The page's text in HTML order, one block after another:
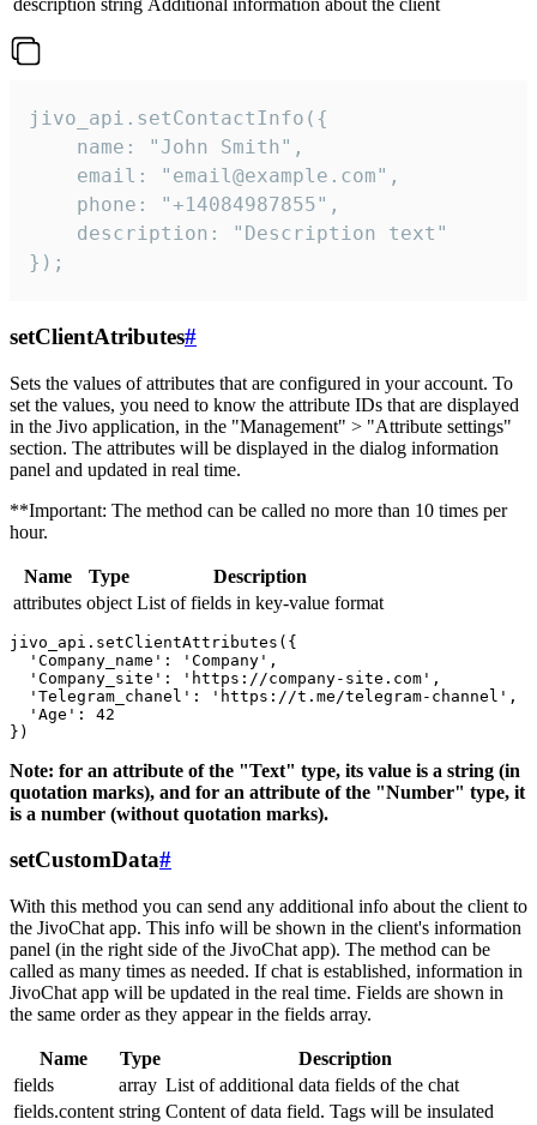
description string Additional information about the client
jivo_api.setContactInfo({
    name: "John Smith",
    email: "email@example.com",
    phone: "+14084987855",
    description: "Description text"
});
setClientAtributes#
Sets the values ​​of attributes that are configured in your account. To
set the values, you need to know the attribute IDs that are displayed
in the Jivo application, in the "Management" > "Attribute settings"
section. The attributes will be displayed in the dialog information
panel and updated in real time.
**Important: The method can be called no more than 10 times per
hour.
Name Type
Description
attributes object List of fields in key-value format
jivo_api.setClientAttributes({
  'Company_name': 'Company',
  'Company_site': 'https://company-site.com',
  'Telegram_chanel': 'https://t.me/telegram-channel',
  'Age': 42
Note: for an attribute of the "Text" type, its value is a string (in
quotation marks), and for an attribute of the "Number" type, it
is a number (without quotation marks).
setCustomData#
With this method you can send any additional info about the client to
the JivoChat app. This info will be shown in the client's information
panel (in the right side of the JivoChat app). The method can be
called as many times as needed. If chat is established, information in
JivoChat app will be updated in the real time. Fields are shown in
the same order as they appear in the fields array.
Name Type
Description
fields
array List of additional data fields of the chat
fields.content string Content of data field. Tags will be insulated